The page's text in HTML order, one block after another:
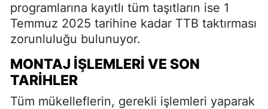
programlarına kayıtlı tüm taşıtların ise 1
Temmuz 2025 tarihine kadar TTB taktırması
zorunluluğu bulunuyor.
MONTAJ İŞLEMLERI VE SON
TARIHLER
Tüm mükelleflerin, gerekli işlemleri yaparak